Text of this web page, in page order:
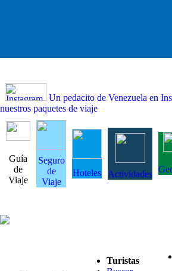
Un pedacito de Venezuela en
nuestros paquetes de viaje
Guía
de
Viaje
Seguro
de
Viaje
Hoteles Actividades
Turistas